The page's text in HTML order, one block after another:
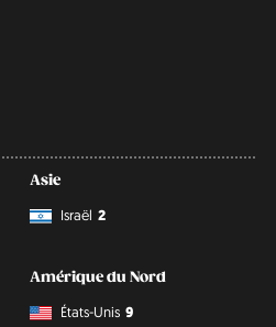
Asie
Israël 2
Amérique du Nord
États-Unis 9